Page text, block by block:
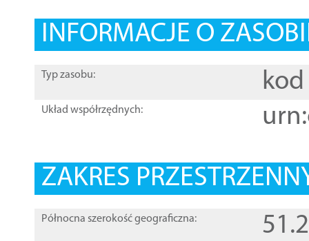
INFORMACJE O
Typ zasobu: kod
Układ współrzędnych:
ZAKRES
Północna szerokość geograficzna: